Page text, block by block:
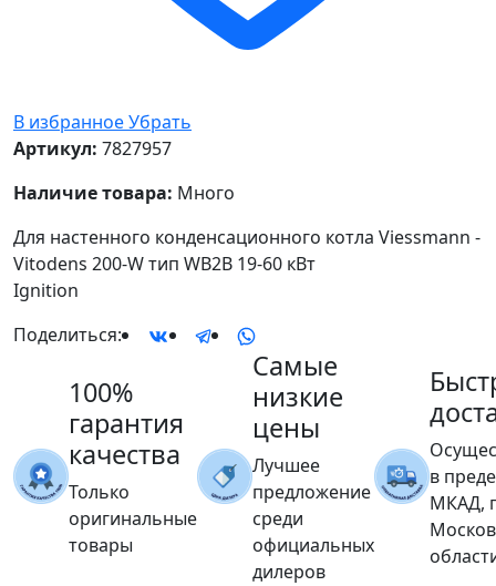
В избранноеУбрать
Артикул: 7827957
Наличие товара: Много
Для настенного конденсационного котла Viessmann -
Vitodens 200-W тип WB2B 19-60 кВт
Ignition
Поделиться:
100%
гарантия
качества
Только
оригинальные
товары
Самые
низкие
цены
Лучшее
предложение
среди
официальных
дилеров
в
МКАД,